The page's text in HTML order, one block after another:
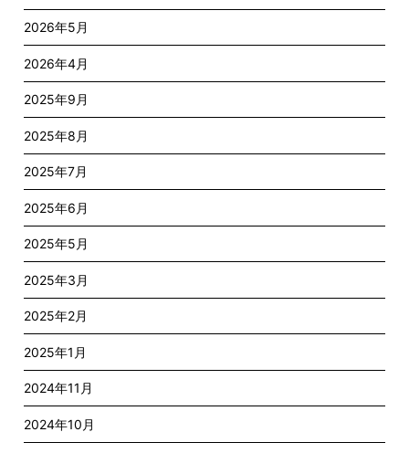
2026年5月
2026年4月
2025年9月
2025年8月
2025年7月
2025年6月
2025年5月
2025年3月
2025年2月
2025年1月
2024年11月
2024年10月